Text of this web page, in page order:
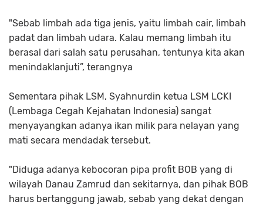
"Sebab limbah ada tiga jenis, yaitu limbah cair, limbah
padat dan limbah udara. Kalau memang limbah itu
berasal dari salah satu perusahan, tentunya kita akan
menindaklanjuti”, terangnya
Sementara pihak LSM, Syahnurdin ketua LSM LCKI
(Lembaga Cegah Kejahatan Indonesia) sangat
menyayangkan adanya ikan milik para nelayan yang
mati secara mendadak tersebut.
"Diduga adanya kebocoran pipa profit BOB yang di
wilayah Danau Zamrud dan sekitarnya, dan pihak BOB
harus bertanggung jawab, sebab yang dekat dengan